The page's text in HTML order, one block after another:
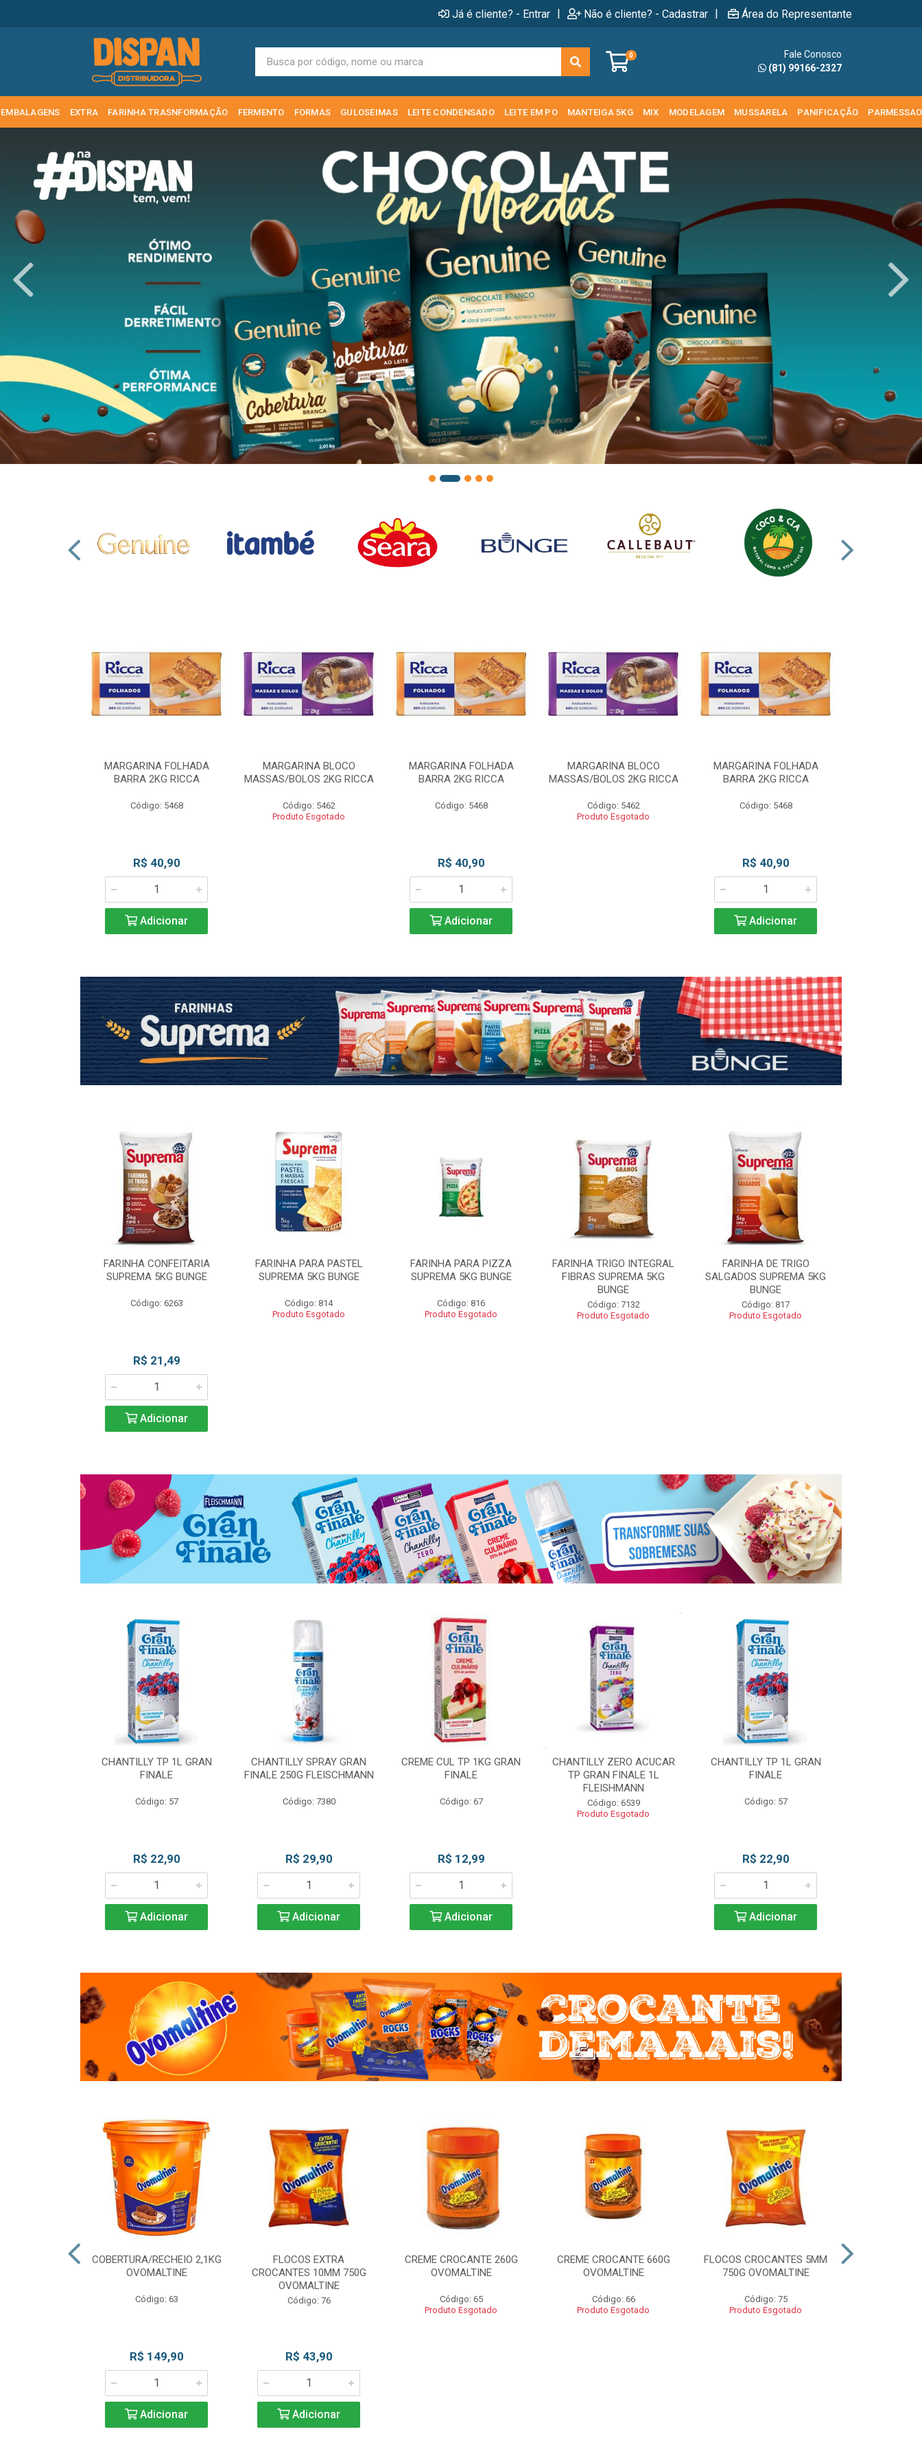
Já é cliente? - Entrar | Não é cliente? - Cadastrar | Área do Representante
0
Fale Conosco
(81) 99166-2327
EMBALAGENS EXTRA FARINHA TRASNFORMAÇÃO FERMENTO FORMAS GULOSEIMAS LEITE CONDENSADO LEITE EM PO MANTEIGA 5KG MIX MODELAGEM MUSSARELA PANIFICAÇÃO PARMESSAO
MARGARINA FOLHADA
BARRA 2KG RICCA
Código: 5468
R$ 40,90
Adicionar
MARGARINA BLOCO
MASSAS/BOLOS 2KG RICCA
Código: 5462
Produto Esgotado
MARGARINA FOLHADA
BARRA 2KG RICCA
Código: 5468
R$ 40,90
Adicionar
MARGARINA BLOCO
MASSAS/BOLOS 2KG RICCA
Código: 5462
Produto Esgotado
MARGARINA FOLHADA
BARRA 2KG RICCA
Código: 5468
R$ 40,90
Adicionar
FARINHA CONFEITARIA
SUPREMA 5KG BUNGE
Código: 6263
R$ 21,49
Adicionar
FARINHA PARA PASTEL
SUPREMA 5KG BUNGE
Código: 814
Produto Esgotado
FARINHA PARA PIZZA
SUPREMA 5KG BUNGE
Código: 816
Produto Esgotado
FARINHA TRIGO INTEGRAL
FIBRAS SUPREMA 5KG
BUNGE
Código: 7132
Produto Esgotado
FARINHA DE TRIGO
SALGADOS SUPREMA 5KG
BUNGE
Código: 817
Produto Esgotado
CHANTILLY TP 1L GRAN
FINALE
Código: 57
R$ 22,90
Adicionar
CHANTILLY SPRAY GRAN
FINALE 250G FLEISCHMANN
Código: 7380
R$ 29,90
Adicionar
CREME CUL TP 1KG GRAN
FINALE
Código: 67
R$ 12,99
Adicionar
CHANTILLY ZERO ACUCAR
TP GRAN FINALE 1L
FLEISHMANN
Código: 6539
Produto Esgotado
CHANTILLY TP 1L GRAN
FINALE
Código: 57
R$ 22,90
Adicionar
COBERTURA/RECHEIO 2,1KG
OVOMALTINE
Código: 63
R$ 149,90
Adicionar
FLOCOS EXTRA
CROCANTES 10MM 750G
OVOMALTINE
Código: 76
R$ 43,90
Adicionar
CREME CROCANTE 260G
OVOMALTINE
Código: 65
Produto Esgotado
CREME CROCANTE 660G
OVOMALTINE
Código: 66
Produto Esgotado
FLOCOS CROCANTES 5MM
750G OVOMALTINE
Código: 75
Produto Esgotado